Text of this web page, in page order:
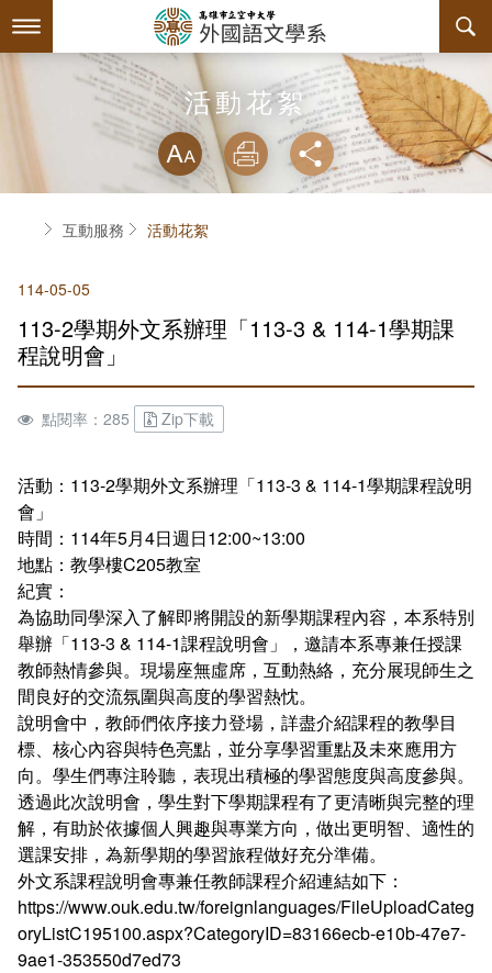
到
要
最新消息
關於本系
系主任介紹
設備支援
連絡系辦
師資陣容
課程規劃
課程資訊
授課大綱
英文組 - 升學及就業方向
日文組 - 升學及就業方向
互動服務
檔案下載
學習輔導資源
系學會
加入系學會群組
活動花絮
略過字型切
放大
列印 分享
首頁互動服務 活動花絮
114-05-05
113-2學期外文系辦理「113-3 & 114-1學期課
程說明會」
點閱率：285 Zip下載
活動：113-2學期外文系辦理「113-3 & 114-1學期課程說明
會」
時間：114年5月4日週日12:00~13:00
地點：教學樓C205教室
紀實：
為協助同學深入了解即將開設的新學期課程內容，本系特別
舉辦「113-3 & 114-1課程說明會」，邀請本系專兼任授課
教師熱情參與。現場座無虛席，互動熱絡，充分展現師生之
間良好的交流氛圍與高度的學習熱忱。
說明會中，教師們依序接力登場，詳盡介紹課程的教學目
標、核心內容與特色亮點，並分享學習重點及未來應用方
向。學生們專注聆聽，表現出積極的學習態度與高度參與。
透過此次說明會，學生對下學期課程有了更清晰與完整的理
解，有助於依據個人興趣與專業方向，做出更明智、適性的
選課安排，為新學期的學習旅程做好充分準備。
外文系課程說明會專兼任教師課程介紹連結如下：
https://www.ouk.edu.tw/foreignlanguages/FileUploadCateg
oryListC195100.aspx?CategoryID=83166ecb-e10b-47e7-
9ae1-353550d7ed73